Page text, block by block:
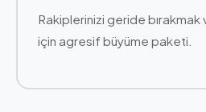
Rakiplerinizi geride bırakmak
için agresif büyüme paketi.